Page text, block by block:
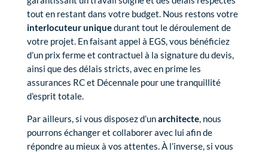
tout en restant dans votre budget. Nous restons votre
interlocuteur uniquedurant tout le déroulement de
votre projet. En faisant appel à EGS, vous bénéficiez
d’un prix ferme et contractuel à la signature du devis,
ainsi que des délais stricts, avec en prime les
assurances RC et Décennale pour une tranquillité
d’esprit totale.
Par ailleurs, si vous disposez d’unarchitecte, nous
pourrons échanger et collaborer avec lui afin de
répondre au mieux à vos attentes. À l’inverse, si vous